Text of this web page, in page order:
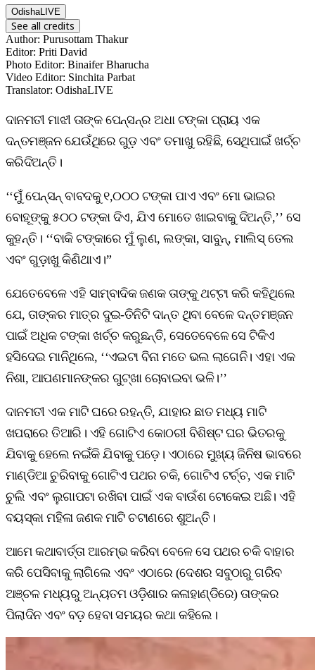
OdishaLIVE
See all credits
Author: Purusottam Thakur
Editor: Priti David
Photo Editor: Binaifer Bharucha
Video Editor: Sinchita Parbat
Translator: OdishaLIVE
ଦାନମତୀ ମାଝୀ ତାଙ୍କ ପେନ୍‌ସନ୍‌ର ଅଧା ଟଙ୍କା ପ୍ରାୟ ଏକ
ଦନ୍ତମଞ୍ଜନ ଯେଉଁଥିରେ ଗୁଡ଼ ଏବଂ ତମାଖୁ ରହିଛି, ସେଥିପାଇଁ ଖର୍ଚ୍ଚ
କରିଦିଅନ୍ତି।
‘‘ମୁଁ ପେନ୍‌ସନ୍ ବାବଦକୁ ୧,୦୦୦ ଟଙ୍କା ପାଏ ଏବଂ ମୋ ଭାଇର
ବୋହୂଙ୍କୁ ୫୦୦ ଟଙ୍କା ଦିଏ, ଯିଏ ମୋତେ ଖାଇବାକୁ ଦିଅନ୍ତି,’’ ସେ
କୁହନ୍ତି। ‘‘ବାକି ଟଙ୍କାରେ ମୁଁ ଲୁଣ, ଲଙ୍କା, ସାବୁନ୍, ମାଲିସ୍ ତେଲ
ଏବଂ ଗୁଡ଼ାଖୁ କିଣିଥାଏ।”
ଯେତେବେଳେ ଏହି ସାମ୍ବାଦିକ ଜଣକ ତାଙ୍କୁ ଥଟ୍ଟା କରି କହିଥିଲେ
ଯେ, ତାଙ୍କର ମାତ୍ର ଦୁଇ-ତିନିଟି ଦାନ୍ତ ଥିବା ବେଳେ ଦନ୍ତମଞ୍ଜନ
ପାଇଁ ଅଧିକ ଟଙ୍କା ଖର୍ଚ୍ଚ କରୁଛନ୍ତି, ସେତେବେଳେ ସେ ଟିକିଏ
ହସିଦେଇ ମାନିଥିଲେ, ‘‘ଏଇଟା ବିନା ମତେ ଭଲ ଲାଗେନି। ଏହା ଏକ
ନିଶା, ଆପଣମାନଙ୍କର ଗୁଟ୍‌ଖା ଚୋବାଇବା ଭଳି।’’
ଦାନମତୀ ଏକ ମାଟି ଘରେ ରହନ୍ତି, ଯାହାର ଛାତ ମଧ୍ୟ ମାଟି
ଖପରାରେ ତିଆରି। ଏହି ଗୋଟିଏ କୋଠରୀ ବିଶିଷ୍ଟ ଘର ଭିତରକୁ
ଯିବାକୁ ହେଲେ ନଇଁକି ଯିବାକୁ ପଡ଼େ। ଏଠାରେ ମୁଖ୍ୟ ଜିନିଷ ଭାବରେ
ମାଣ୍ଡିଆ ଚୁରିବାକୁ ଗୋଟିଏ ପଥର ଚକି, ଗୋଟିଏ ଟର୍ଚ୍ଚ, ଏକ ମାଟି
ଚୁଲି ଏବଂ ଲୁଗାପଟା ରଖିବା ପାଇଁ ଏକ ବାଉଁଶ ଟୋକେଇ ଅଛି। ଏହି
ବୟସ୍କା ମହିଳା ଜଣକ ମାଟି ଚଟାଣରେ ଶୁଅନ୍ତି।
ଆମେ କଥାବାର୍ତ୍ତା ଆରମ୍ଭ କରିବା ବେଳେ ସେ ପଥର ଚକି ବାହାର
କରି ପେସିବାକୁ ଲାଗିଲେ ଏବଂ ଏଠାରେ (ଦେଶର ସବୁଠାରୁ ଗରିବ
ଅଞ୍ଚଳ ମଧ୍ୟରୁ ଅନ୍ୟତମ ଓଡ଼ିଶାର କଳାହାଣ୍ଡିରେ) ତାଙ୍କର
ପିଲାଦିନ ଏବଂ ବଡ଼ ହେବା ସମୟର କଥା କହିଲେ।